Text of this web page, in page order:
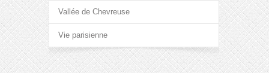
Vallée de Chevreuse
Vie parisienne